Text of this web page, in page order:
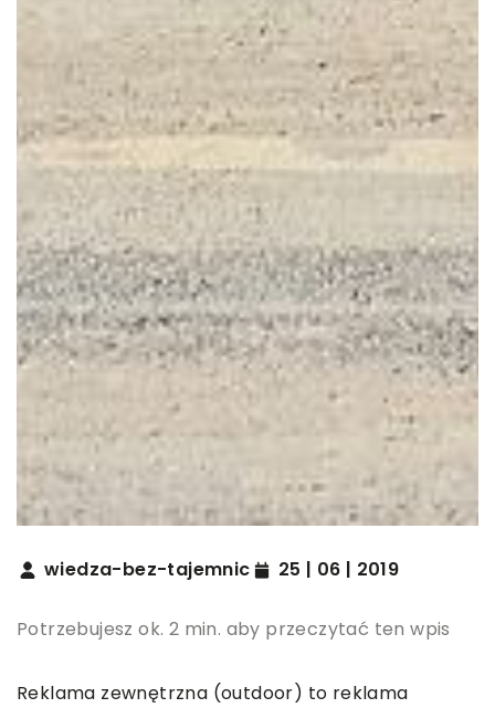
wiedza-bez-tajemnic 25 | 06 | 2019
Potrzebujesz ok. 2 min. aby przeczytać ten wpis
Reklama zewnętrzna (outdoor) to reklama